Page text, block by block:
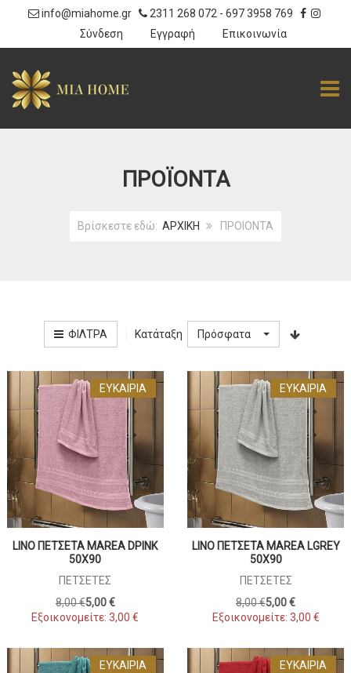
info@miahome.gr 2311 268 072 - 697 3958 769
Σύνδεση
Εγγραφή Επικοινωνία
ΠΡΟΪΌΝΤΑ
Βρίσκεστε εδώ: ΑΡΧΙΚΗ ΠΡΟΙΟΝΤΑ
ΦΊΛΤΡΑ Κατάταξη Πρόσφατα
ΕΥΚΑΙΡΊΑ
LINO ΠΕΤΣΕΤΑ MAREA DPINK
50X90
ΠΕΤΣΈΤΕΣ
8,00 €5,00 €
Εξοικονομείτε:3,00 €
ΕΥΚΑΙΡΊΑ
LINO ΠΕΤΣΕΤΑ MAREA LGREY
50X90
ΠΕΤΣΈΤΕΣ
8,00 €5,00 €
Εξοικονομείτε: 3,00 €
ΕΥΚΑΙΡΊΑ ΕΥΚΑΙΡΊΑ